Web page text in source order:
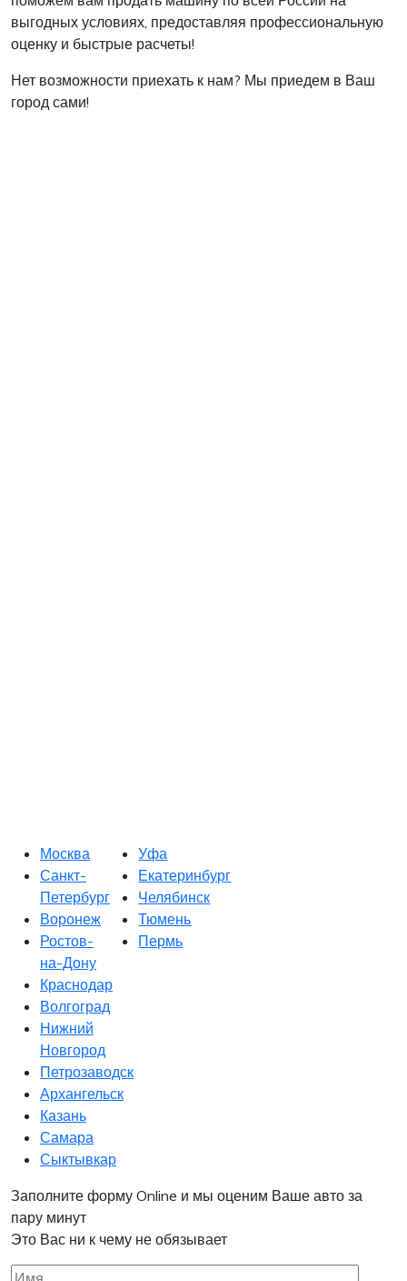
выгодных условиях, предоставляя профессиональную
оценку и быстрые расчеты!
Нет возможности приехать к нам? Мы приедем в Ваш
город сами!
Москва
Санкт-
Петербург
Воронеж
Ростов-
на-Дону
Краснодар
Волгоград
Нижний
Новгород
Петрозаводск
Архангельск
Казань
Самара
Сыктывкар
Уфа
Екатеринбург
Челябинск
Тюмень
Пермь
Заполните форму Online и мы оценим Ваше авто за
пару минут
Это Вас ни к чему не обязывает